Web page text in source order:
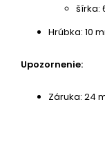
šírka:
Hrúbka: 10
Upozornenie:
Záruka: 24